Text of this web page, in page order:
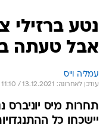
נטע
אבל טעתה
עמליה וייס
עודכן לאחרונה: 13.12.2021 / 11:10
תחרות מיס יוניברס
יישכחו כל